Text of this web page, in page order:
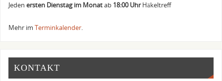
Jedenersten Dienstag im Monatab 18:00 UhrHäkeltreff
Mehr imTerminkalender.
KONTAKT